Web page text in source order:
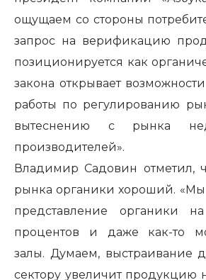
ощущаем со стороны
запрос на верификацию
позиционируется как
закона открывает
работы по регулированию
вытеснению с рынка
производителей».
Владимир Садовин отметил,
рынка органики хороший. «Мы
представление органики
процентов и даже как-то
залы. Думаем, выстраивание
сектору увеличит продукцию